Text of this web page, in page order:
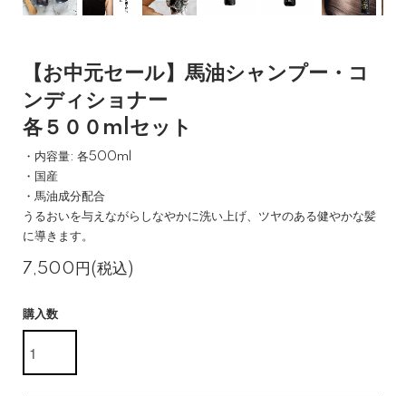
【お中元セール】馬油シャンプー・コ
ンディショナー
各５００mlセット
・内容量: 各500ml
・国産
・馬油成分配合
うるおいを与えながらしなやかに洗い上げ、ツヤのある健やかな髪
に導きます。
7,500円(税込)
購入数